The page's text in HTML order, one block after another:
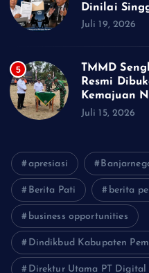
Dinilai
Juli 19, 2026
5
TMMD
Resmi
Kemajuan
Juli 15, 2026
apresiasi
Berita Pati berita
business opportunities
Dindikbud Kabupaten
Direktur Utama PT Digital